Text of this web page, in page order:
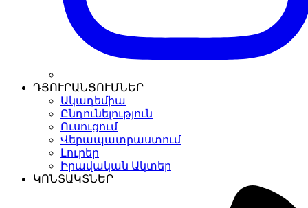
ԴՅՈՒՐԱՆՑՈՒՄՆԵՐ
Ակադեմիա
Ընդունելություն
Ուսուցում
Վերապատրաստում
Լուրեր
Իրավական Ակտեր
ԿՈՆՏԱԿՏՆԵՐ